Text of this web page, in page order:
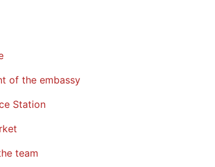
of the embassy
Station
team